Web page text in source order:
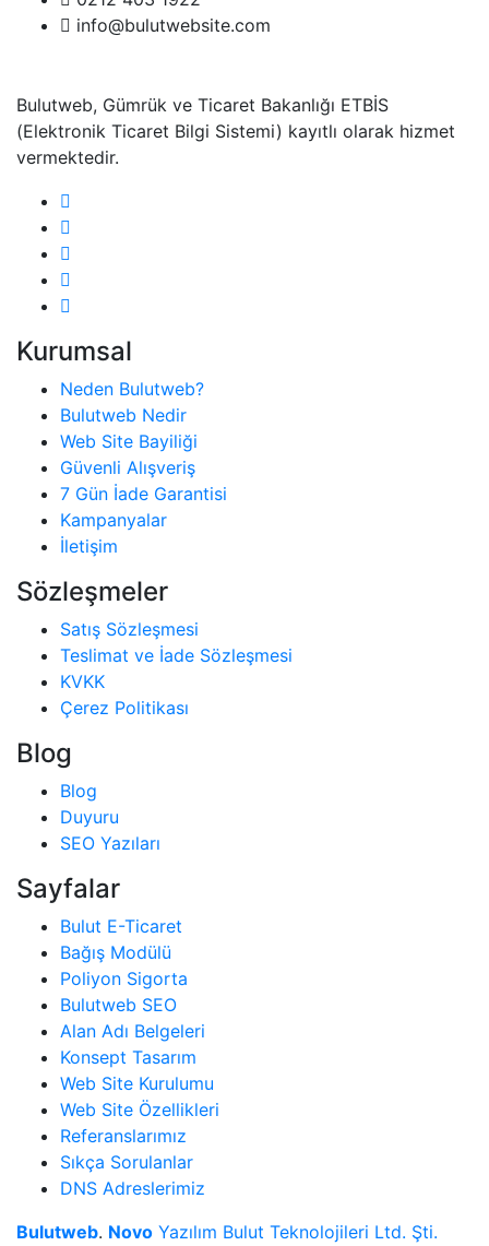
info@bulutwebsite.com
Bulutweb, Gümrük ve Ticaret Bakanlığı ETBİS
(Elektronik Ticaret Bilgi Sistemi) kayıtlı olarak hizmet
vermektedir.
Kurumsal
Neden Bulutweb?
Bulutweb Nedir
Web Site Bayiliği
Güvenli Alışveriş
7 Gün İade Garantisi
Kampanyalar
İletişim
Sözleşmeler
Satış Sözleşmesi
Teslimat ve İade Sözleşmesi
KVKK
Çerez Politikası
Blog
Blog
Duyuru
SEO Yazıları
Sayfalar
Bulut E-Ticaret
Bağış Modülü
Poliyon Sigorta
Bulutweb SEO
Alan Adı Belgeleri
Konsept Tasarım
Web Site Kurulumu
Web Site Özellikleri
Referanslarımız
Sıkça Sorulanlar
DNS Adreslerimiz
Bulutweb. Novo Yazılım Bulut Teknolojileri Ltd. Şti.